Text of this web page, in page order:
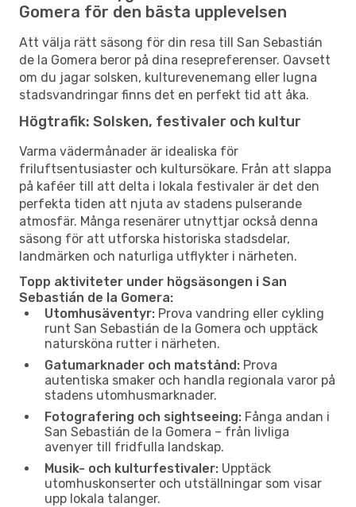
Gomera för den bästa upplevelsen
Att välja rätt säsong för din resa till San Sebastián
de la Gomera beror på dina resepreferenser. Oavsett
om du jagar solsken, kulturevenemang eller lugna
stadsvandringar finns det en perfekt tid att åka.
Högtrafik: Solsken, festivaler och kultur
Varma vädermånader är idealiska för
friluftsentusiaster och kultursökare. Från att slappa
på kaféer till att delta i lokala festivaler är det den
perfekta tiden att njuta av stadens pulserande
atmosfär. Många resenärer utnyttjar också denna
säsong för att utforska historiska stadsdelar,
landmärken och naturliga utflykter i närheten.
Topp aktiviteter under högsäsongen i San
Sebastián de la Gomera:
Utomhusäventyr: Prova vandring eller cykling
runt San Sebastián de la Gomera och upptäck
natursköna rutter i närheten.
Gatumarknader och matstånd: Prova
autentiska smaker och handla regionala varor på
stadens utomhusmarknader.
Fotografering och sightseeing: Fånga andan i
San Sebastián de la Gomera – från livliga
avenyer till fridfulla landskap.
Musik- och kulturfestivaler: Upptäck
utomhuskonserter och utställningar som visar
upp lokala talanger.